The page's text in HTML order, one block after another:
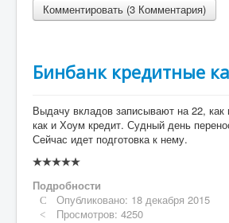
Комментировать (3 Комментария)
Бинбанк кредитные
Выдачу вкладов записывают на 22,
как и Хоум кредит. Судный день
Сейчас идет подготовка к нему.
Рейтинг:
Подробности
Опубликовано: 18 декабря 2015
Просмотров: 4250